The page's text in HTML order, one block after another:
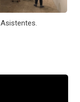
Asistentes.